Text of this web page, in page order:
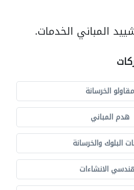
المباني الخدمات.
مقاولو الخرسانة
هدم المباني
البلوك والخرسانة
الانشاءات